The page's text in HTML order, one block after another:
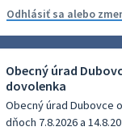
Odhlásiť sa alebo
Obecný úrad
dovolenka
Obecný úrad Dubovce
dňoch 7.8.2026 a